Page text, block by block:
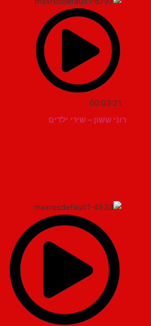
00:03:21
רוני ששון – שירי ילדים